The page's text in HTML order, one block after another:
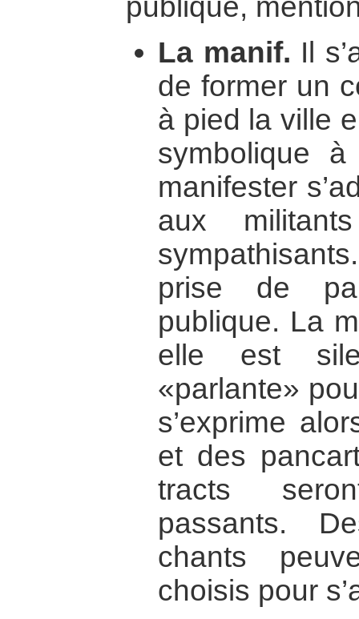
publique,
La manif. Il
de former un
à pied la ville
symbolique
manifester
aux
prise de
publique. La
elle est
«parlante»
s’exprime
et des
tracts
passants.
chants
choisis pour